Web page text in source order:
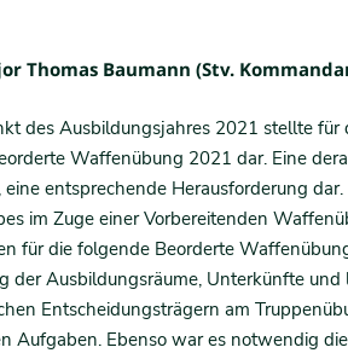
Thomas Baumann (Stv.
des Ausbildungsjahres 2021 stellte
Waffenübung 2021 dar. Eine
eine entsprechende Herausforderung
im Zuge einer Vorbereitenden
für die folgende Beorderte
der Ausbildungsräume, Unterkünfte
Entscheidungsträgern am
Aufgaben. Ebenso war es notwendig